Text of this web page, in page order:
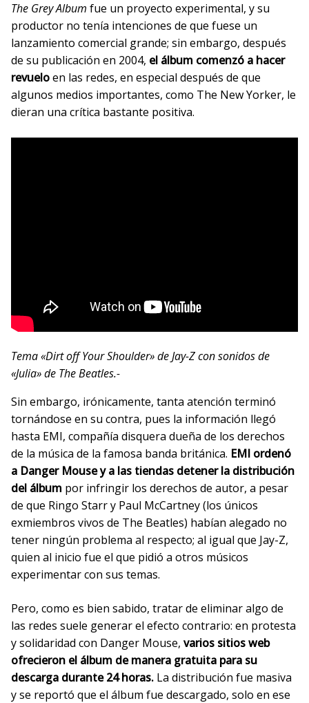
The Grey Album fue un proyecto experimental, y su
productor no tenía intenciones de que fuese un
lanzamiento comercial grande; sin embargo, después
de su publicación en 2004, el álbum comenzó a hacer
revueloen las redes, en especial después de que
algunos medios importantes, como The New Yorker, le
dieran una crítica bastante positiva.
Tema «Dirt off Your Shoulder» de Jay-Z con sonidos de
«Julia» de The Beatles.-
Sin embargo, irónicamente, tanta atención terminó
tornándose en su contra, pues la información llegó
hasta EMI, compañía disquera dueña de los derechos
de la música de la famosa banda británica. EMI ordenó
a Danger Mouse y a las tiendas detener la distribución
del álbum por infringir los derechos de autor, a pesar
de que Ringo Starr y Paul McCartney (los únicos
exmiembros vivos de The Beatles) habían alegado no
tener ningún problema al respecto; al igual que Jay-Z,
quien al inicio fue el que pidió a otros músicos
experimentar con sus temas.
Pero, como es bien sabido, tratar de eliminar algo de
las redes suele generar el efecto contrario: en protesta
y solidaridad con Danger Mouse, varios sitios web
ofrecieron el álbum de manera gratuita para su
descarga durante 24 horas. La distribución fue masiva
y se reportó que el álbum fue descargado, solo en ese